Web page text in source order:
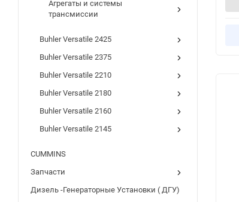
Агрегаты и системы
трансмиссии
Buhler Versatile 2425
Buhler Versatile 2375
Buhler Versatile 2210
Buhler Versatile 2180
Buhler Versatile 2160
Buhler Versatile 2145
CUMMINS
Запчасти
Дизель -Генераторные Установки ( ДГУ)